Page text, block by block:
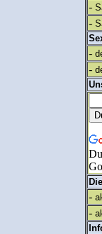
-
-
-
-
-
-